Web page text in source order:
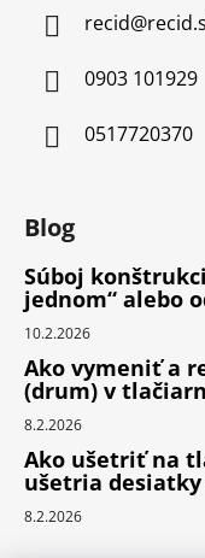
recid@
0903 101929
0517720370
Blog
Súboj
jednom“ alebo
10.2.2026
Ako vymeniť a
(drum) v
8.2.2026
Ako ušetriť na
ušetria
8.2.2026